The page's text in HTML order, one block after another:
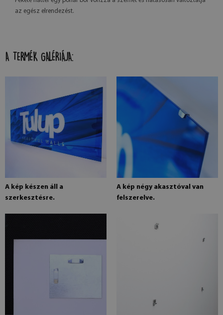
az egész elrendezést.
A TERMÉK GALÉRIÁJA:
A kép készen áll a
szerkesztésre.
A kép négy akasztóval van
felszerelve.